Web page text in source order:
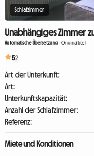
Schlafzimmer
Unabhängiges Zimmer
Automatische Übersetzung -Originaltitel
52
Art der Unterkunft:
Art:
Unterkunftskapazität:
Anzahl der Schlafzimmer:
Referenz:
Miete und Konditionen